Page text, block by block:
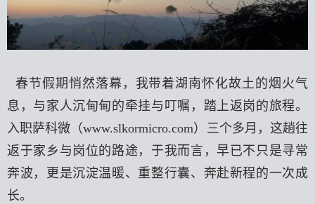
春节假期悄然落幕，我带着湖南怀化故土的烟火气
息，与家人沉甸甸的牵挂与叮嘱，踏上返岗的旅程。
入职萨科微（www.slkormicro.com）三个多月，这趟往
返于家乡与岗位的路途，于我而言，早已不只是寻常
奔波，更是沉淀温暖、重整行囊、奔赴新程的一次成
长。